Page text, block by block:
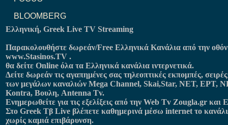
BLOOMBERG
Ελληνική, Greek Live TV Streaming
Παρακολουθήστε δωρεάν/Free Ελληνικά Κανάλια από την
www.Stasinos.TV .
θα δείτε Online όλα τα Ελληνικά κανάλια ιντερνετικά.
Δείτε δωρεάν τις αγαπημένες σας τηλεοπτικές εκπομπές,
των μεγάλων καναλιών Mega Channel, Skai,Star, NET, ΕΡΤ,
Kontra, Βουλη, Antenna Tv.
Ενημερωθείτε για τις εξελίξεις από την Web Tv Zougla.gr και
Στο Greek Tβ Live βλέπετε καθημερινά μέσω internet το
χωρίς καμιά επιβάρυνση.